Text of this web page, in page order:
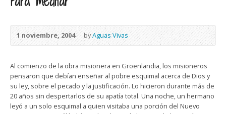
1 noviembre, 2004 byAguas Vivas
Al comienzo de la obra misionera en Groenlandia, los misioneros
pensaron que debían enseñar al pobre esquimal acerca de Dios y
su ley, sobre el pecado y la justificación. Lo hicieron durante más de
20 años sin despertarlos de su apatía total. Una noche, un hermano
leyó a un solo esquimal a quien visitaba una porción del Nuevo